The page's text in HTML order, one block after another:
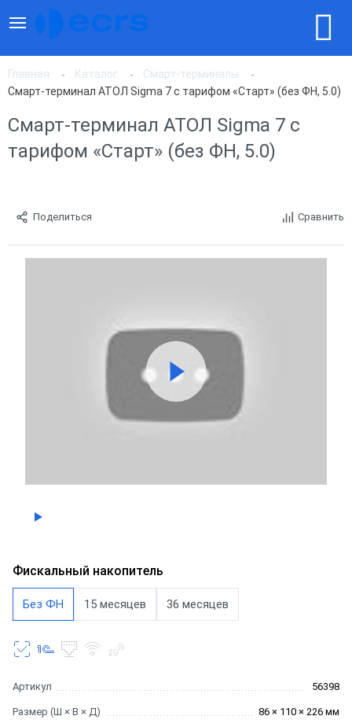
Главная Каталог
Смарт-терминалы
Смарт-терминал АТОЛ Sigma 7 с тарифом «Старт» (без ФН, 5.0)
Смарт-терминал АТОЛ Sigma 7 с
тарифом «Старт» (без ФН, 5.0)
Поделиться Сравнить
Фискальный накопитель
Без ФН 15 месяцев 36 месяцев
Артикул 56398
Размер (Ш × В × Д) 86 × 110 × 226 мм